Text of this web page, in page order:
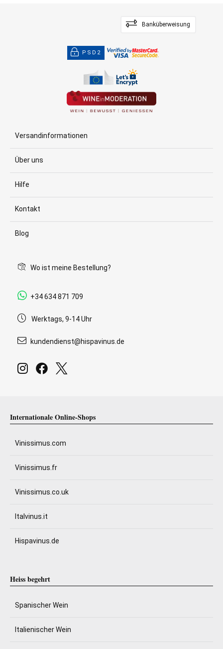
Banküberweisung
PSD2
Versandinformationen
Über uns
Hilfe
Kontakt
Blog
Wo ist meine Bestellung?
+34 634 871 709
Werktags, 9-14 Uhr
kundendienst@hispavinus.de
Internationale Online-Shops
Vinissimus.com
Vinissimus.fr
Vinissimus.co.uk
Italvinus.it
Hispavinus.de
Heiss begehrt
Spanischer Wein
Italienischer Wein